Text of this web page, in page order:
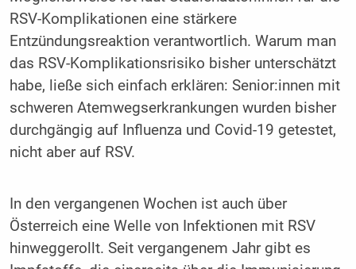
RSV-Komplikationen eine stärkere
Entzündungsreaktion verantwortlich. Warum man
das RSV-Komplikationsrisiko bisher unterschätzt
habe, ließe sich einfach erklären: Senior:innen mit
schweren Atemwegserkrankungen wurden bisher
durchgängig auf Influenza und Covid-19 getestet,
nicht aber auf RSV.
In den vergangenen Wochen ist auch über
Österreich eine Welle von Infektionen mit RSV
hinweggerollt. Seit vergangenem Jahr gibt es